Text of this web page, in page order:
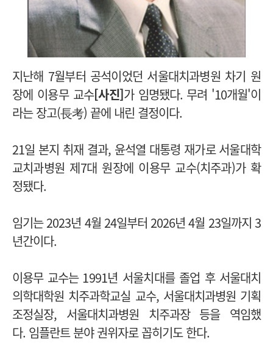
지난해 7월부터 공석이었던 서울대치과병원 차기 원
장에 이용무 교수[사진]가 임명됐다. 무려 '10개월'이
라는 장고(長考) 끝에 내린 결정이다.
21일 본지 취재 결과, 윤석열 대통령 재가로 서울대학
교치과병원 제7대 원장에 이용무 교수(치주과)가 확
정됐다.
임기는 2023년 4월 24일부터 2026년 4월 23일까지 3
년간이다.
이용무 교수는 1991년 서울치대를 졸업 후 서울대치
의학대학원 치주과학교실 교수, 서울대치과병원 기획
조정실장, 서울대치과병원 치주과장 등을 역임했
다. 임플란트 분야 권위자로 꼽히기도 한다.